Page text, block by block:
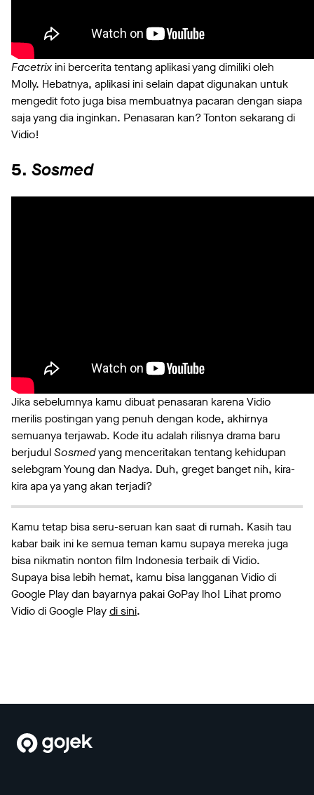
Facetrixini bercerita tentang aplikasi yang dimiliki oleh
Molly. Hebatnya, aplikasi ini selain dapat digunakan untuk
mengedit foto juga bisa membuatnya pacaran dengan siapa
saja yang dia inginkan. Penasaran kan? Tonton sekarang di
Vidio!⁣
5. Sosmed
Jika sebelumnya kamu dibuat penasaran karena Vidio
merilis postingan yang penuh dengan kode, akhirnya
semuanya terjawab. Kode itu adalah rilisnya drama baru
berjudulSosmedyang menceritakan tentang kehidupan
selebgram Young dan Nadya. Duh, greget banget nih, kira-
kira apa ya yang akan terjadi?
Kamu tetap bisa seru-seruan kan saat di rumah. Kasih tau
kabar baik ini ke semua teman kamu supaya mereka juga
bisa nikmatin nonton film Indonesia terbaik di Vidio.
Supaya bisa lebih hemat, kamu bisa langganan Vidio di
Google Play dan bayarnya pakai GoPay lho! Lihat promo
Vidio di Google Playdi sini.